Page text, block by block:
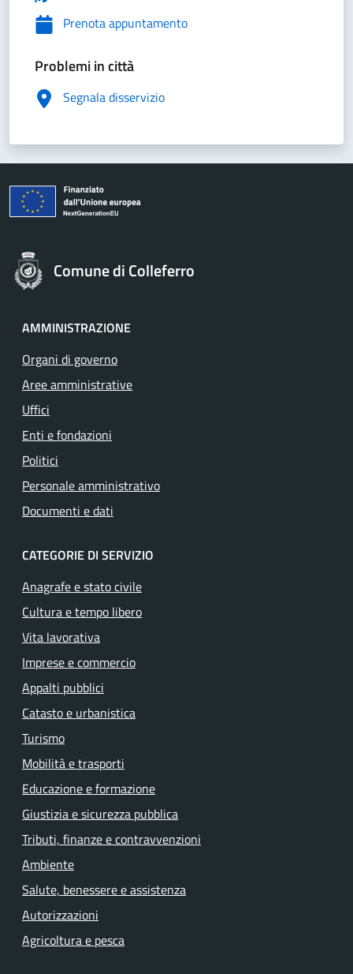
Prenota appuntamento
Problemi in città
Segnala disservizio
Comune di Colleferro
AMMINISTRAZIONE
Organi di governo
Aree amministrative
Uffici
Enti e fondazioni
Politici
Personale amministrativo
Documenti e dati
CATEGORIE DI SERVIZIO
Anagrafe e stato civile
Cultura e tempo libero
Vita lavorativa
Imprese e commercio
Appalti pubblici
Catasto e urbanistica
Turismo
Mobilità e trasporti
Educazione e formazione
Giustizia e sicurezza pubblica
Tributi, finanze e contravvenzioni
Ambiente
Salute, benessere e assistenza
Autorizzazioni
Agricoltura e pesca